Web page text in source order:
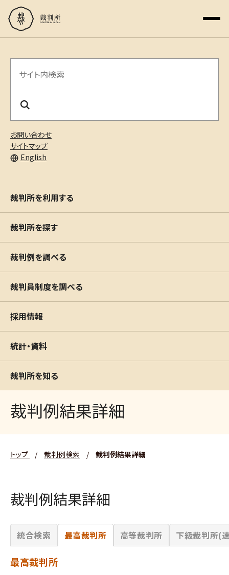
お問い合わせ
サイトマップ
English
サ
内
検
索
裁判所を利用する
裁判所を探す
裁判例を調べる
裁判員制度を調べる
採用情報
統計・資料
裁判所を知る
裁判例結果詳細
トップ / 裁判例検索 / 裁判例結果詳細
裁判例結果詳細
統合検索 最高裁判所 高等裁判所 下級裁判所(
最高裁判所